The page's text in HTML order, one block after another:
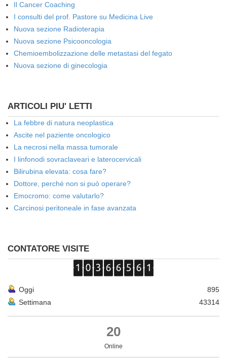
Il Cancer Coaching
I consulti del prof. Pastore su Medicina Live
Nuova sezione Radioterapia
Nuova sezione Psicooncologia
Chemioembolizzazione delle metastasi del fegato
Nuova sezione di ginecologia
ARTICOLI PIU' LETTI
La febbre di natura neoplastica
Ascite nel paziente oncologico
La necrosi nella massa tumorale
I linfonodi sovraclaveari e laterocervicali
Bilirubina elevata: cosa fare?
Dottore, perché non si può operare?
Emocromo: come valutarlo?
Carcinosi peritoneale in fase avanzata
CONTATORE VISITE
Oggi
895
Settimana
43314
20
Online